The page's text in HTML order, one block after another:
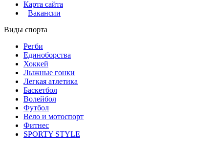
Карта сайта
Вакансии
Виды спорта
Регби
Единоборства
Хоккей
Лыжные гонки
Легкая атлетика
Баскетбол
Волейбол
Футбол
Вело и мотоспорт
Фитнес
SPORTY STYLE